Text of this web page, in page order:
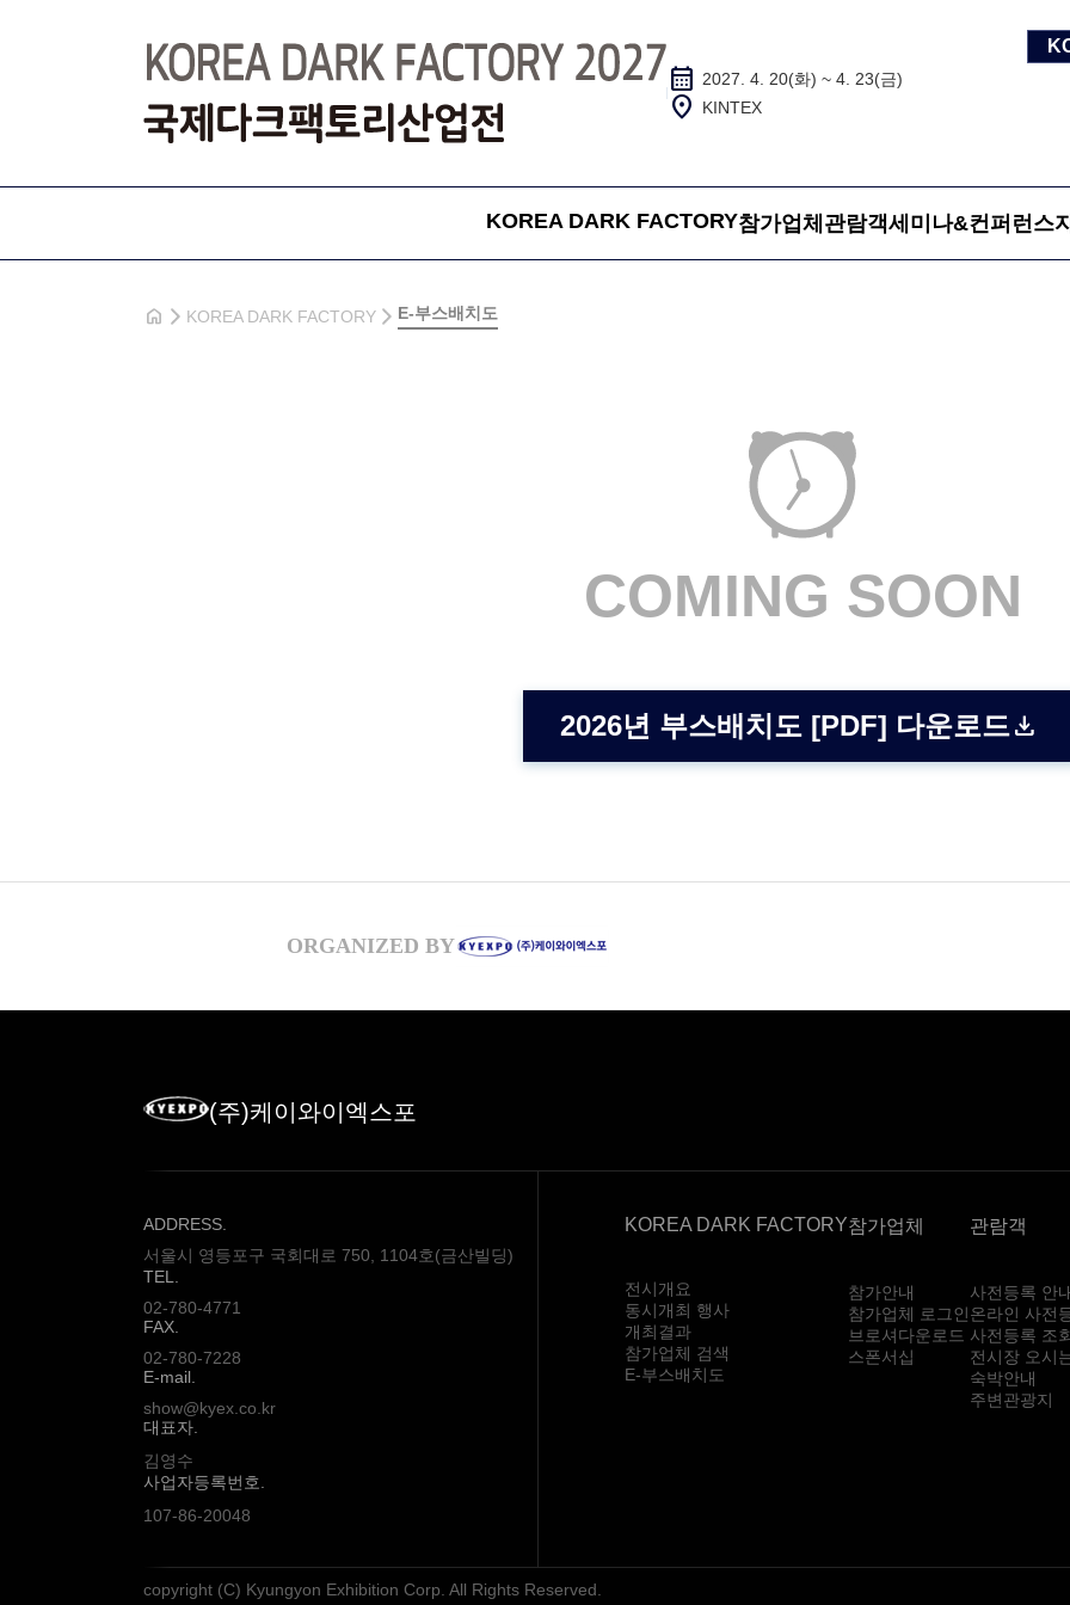
calendar_month 2027. 4. 20(화) ~ 4. 23(금)
location_on KINTEX
KOREA DARK FACTORY참가업체 관람객세미나&컨퍼런스
home KOREA DARK FACTORY E-부스배치도
COMING SOON
2026년 부스배치도 [PDF] 다운로드download
ORGANIZED BY
(주)케이와이엑스포
ADDRESS.
서울시 영등포구 국회대로 750, 1104호(금산빌딩)
TEL.
02-780-4771
FAX.
02-780-7228
E-mail.
show@kyex.co.kr
대표자.
김영수
사업자등록번호.
107-86-20048
KOREA DARK FACTORY
전시개요
동시개최 행사
개최결과
참가업체 검색
E-부스배치도
참가업체
참가안내
참가업체 로그인
브로셔다운로드
스폰서십
관람객
사전등록 안
온라인 사전
사전등록 조
전시장 오시
숙박안내
주변관광지
copyright (C) Kyungyon Exhibition Corp. All Rights Reserved.